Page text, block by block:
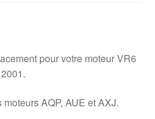
pour votre moteur VR6
AQP, AUE et AXJ.